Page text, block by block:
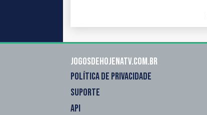
Jogosdehojenatv.com.br
POLÍTICA DE PRIVACIDADE
SUPORTE
API